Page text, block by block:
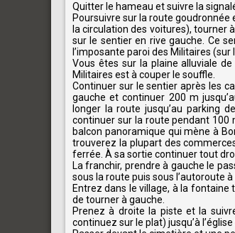
Quitter le hameau et suivre la
Poursuivre sur la route
la circulation des voitures), tourner
sur le sentier en rive gauche. Ce
l’imposante paroi des Militaires (sur
Vous êtes sur la plaine alluviale
Militaires est à couper le souffle.
Continuer sur le sentier après les
gauche et continuer 200 m
longer la route jusqu’au parking
continuer sur la route pendant 100
balcon panoramique qui mène à
trouverez la plupart des
ferrée. À sa sortie continuer tout
La franchir, prendre à gauche le
sous la route puis sous l’autoroute
Entrez dans le village, à la fontaine
de tourner à gauche.
Prenez à droite la piste et la
continuez sur le plat) jusqu’à